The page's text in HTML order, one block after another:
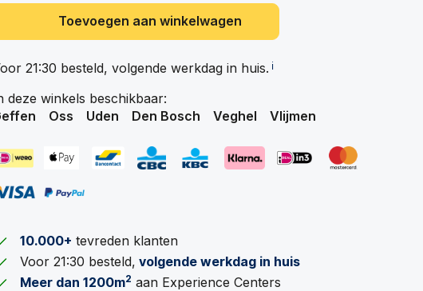
Toevoegen aan winkelwagen
21:30 besteld, volgende werkdag in huis. ℹ️
deze winkels beschikbaar:
Oss Uden Den Bosch Veghel Vlijmen
10.000+ tevreden klanten
Voor 21:30 besteld, volgende werkdag in huis
Meer dan 1200m2 aan Experience Centers